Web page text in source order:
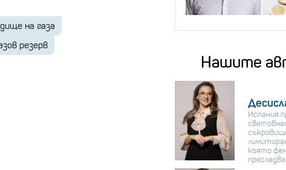
на газа
резерв
Нашите
Испания
която